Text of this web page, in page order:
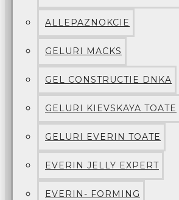
ALLEPAZNOKCIE
GELURI MACKS
GEL CONSTRUCTIE DNKA
GELURI KIEVSKAYA TOATE
GELURI EVERIN TOATE
EVERIN JELLY EXPERT
EVERIN- FORMING